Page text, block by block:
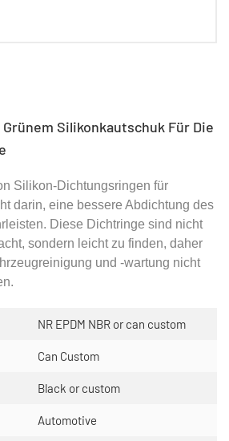
Silikonkautschuk Für Die
Silikon-Dichtungsringen für
darin, eine bessere Abdichtung des
Diese Dichtringe sind nicht
sondern leicht zu finden, daher
und -wartung nicht
NR EPDM NBR or can custom
Can Custom
Black or custom
Automotive